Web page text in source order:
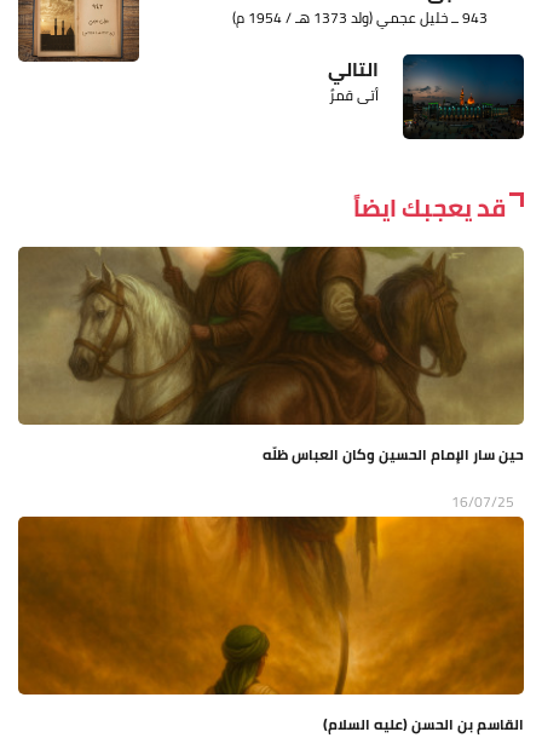
943 ــ خليل عجمي (ولد 1373 هـ / 1954 م)
التالي
أتى قمرٌ
قد يعجبك ايضاً
حين سار الإمام الحسين وكان العباس ظلّه
16/07/25
القاسم بن الحسن (عليه السلام)